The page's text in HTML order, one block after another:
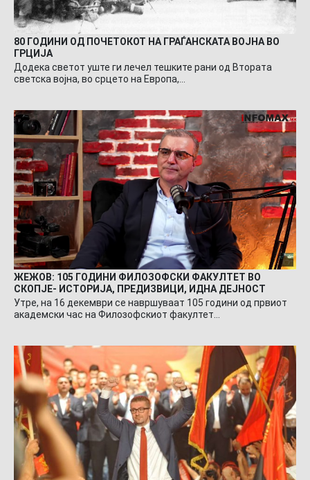
80 ГОДИНИ ОД ПОЧЕТОКОТ НА ГРАЃАНСКАТА ВОЈНА ВО
ГРЦИЈА
Додека светот уште ги лечел тешките рани од Втората
светска војна, во срцето на Европа,…
ЖЕЖОВ: 105 ГОДИНИ ФИЛОЗОФСКИ ФАКУЛТЕТ ВО
СКОПЈЕ- ИСТОРИЈА, ПРЕДИЗВИЦИ, ИДНА ДЕЈНОСТ
Утре, на 16 декември се навршуваат 105 години од првиот
академски час на Филозофскиот факултет…